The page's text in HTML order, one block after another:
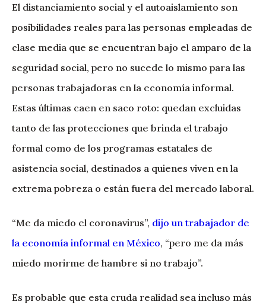
El distanciamiento social y el autoaislamiento son
posibilidades reales para las personas empleadas de
clase media que se encuentran bajo el amparo de la
seguridad social, pero no sucede lo mismo para las
personas trabajadoras en la economía informal.
Estas últimas caen en saco roto: quedan excluidas
tanto de las protecciones que brinda el trabajo
formal como de los programas estatales de
asistencia social, destinados a quienes viven en la
extrema pobreza o están fuera del mercado laboral.
“Me da miedo el coronavirus”, dijo un trabajador de
la economía informal en México, “pero me da más
miedo morirme de hambre si no trabajo”.
Es probable que esta cruda realidad sea incluso más